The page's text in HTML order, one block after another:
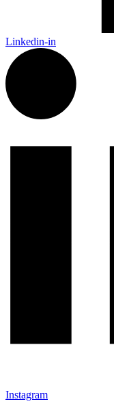
Linkedin-in
Instagram